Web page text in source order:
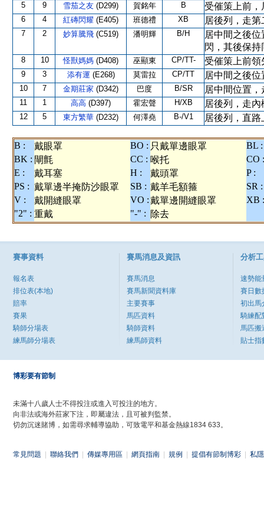
5 9 雪茄之友 (D299) 賀銘年 B 受催策上前
6 4 紅磚閃耀 (E405) 班德禮 XB 居後列，走
7 2 妙算騰飛 (C519) 潘明輝 B/H
居中間之後
閃，其後保持
8 10 怪獸媽媽 (D408) 巫顯東 CP/TT- 受催策上前
9 3 添有運 (E268) 莫雷拉 CP/TT 居中間之後
10 7 金期莊家 (D342) 巴度 B/SR 居中間位置
11 1 高高 (D397) 霍宏聲 H/XB 居後列，走
12 5 東方繁華 (D232) 何澤堯 B-/V1 居後列，直
B : 戴眼罩 BO : 只戴單邊眼罩
BL :
BK : 閘氈 CC : 喉托
CO :
E :
戴耳塞 H : 戴頭罩
P :
PS : 戴單邊半掩防沙眼罩 SB : 戴羊毛額箍
SR :
V :
戴開縫眼罩 VO :戴單邊開縫眼罩
XB :
"2" : 重戴 "-" : 除去
賽事資料
報名表
排位表(本地)
賠率
賽果
騎師分場表
練馬師分場表
賽馬消息及資訊
賽馬消息
賽馬新聞資料庫
主要賽事
馬匹資料
騎師資料
練馬師資料
分析
速勢能
賽日數
初出馬
騎練配
馬匹搬
貼士指
博彩要有節制
未滿十八歲人士不得投注或進入可投注的地方。
向非法或海外莊家下注，即屬違法，且可被判監禁。
切勿沉迷賭博，如需尋求輔導協助，可致電平和基金熱線1834 633。
常見問題 聯絡我們 傳媒專用區 網頁指南 規例 提倡有節制博彩 私